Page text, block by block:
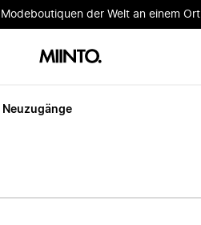
der Welt an einem Ort
Neuzugänge